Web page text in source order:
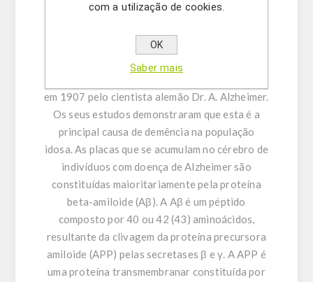
cefalorraquidiano, soro, meio de cultura celular
INFORMAÇÃO GERAL:
O primeiro caso da
em 1907 pelo cientista alemão Dr. A. Alzheimer.
Os seus estudos demonstraram que esta é a
principal causa de demência na população
idosa. As placas que se acumulam no cérebro de
indivíduos com doença de Alzheimer são
constituídas maioritariamente pela proteína
beta-amiloide (Aβ). A Aβ é um péptido
composto por 40 ou 42 (43) aminoácidos,
resultante da clivagem da proteína precursora
amiloide (APP) pelas secretases β e γ. A APP é
uma proteína transmembranar constituída por
com a utilização de cookies.
OK
Saber mais